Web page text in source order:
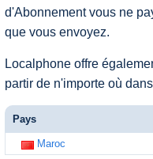
d'Abonnement vous ne
que vous envoyez.
Localphone offre
partir de n'importe où
Pays
Maroc